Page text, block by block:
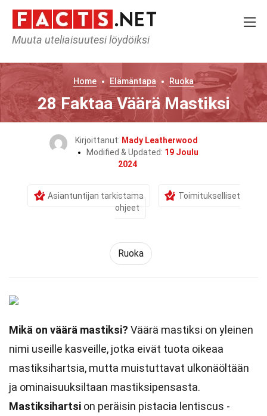
Muuta uteliaisuutesi löydöiksi
Home Elämäntapa Ruoka
28 Faktaa Väärä Mastiksi
Kirjoittanut: Mady Leatherwood
Modified & Updated: 19 Joulu
2024
Asiantuntijan tarkistama
Toimitukselliset
ohjeet
Ruoka
Mikä on väärä mastiksi? Väärä mastiksi on yleinen
nimi useille kasveille, jotka eivät tuota oikeaa
mastiksihartsia, mutta muistuttavat ulkonäöltään
ja ominaisuuksiltaan mastiksipensasta.
Mastiksihartsi on peräisin pistacia lentiscus -